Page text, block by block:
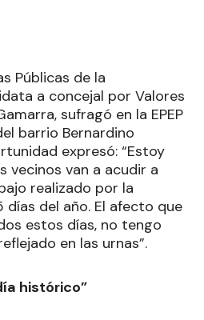
Públicas de la
a concejal por Valores
sufragó en la EPEP
barrio Bernardino
expresó: “Estoy
vecinos van a acudir a
realizado por la
del año. El afecto que
estos días, no tengo
en las urnas”.
histórico”